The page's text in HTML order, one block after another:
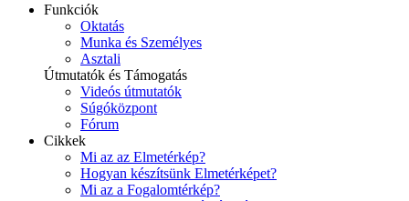
Funkciók
Oktatás
Munka és Személyes
Asztali
Útmutatók és Támogatás
Videós útmutatók
Súgóközpont
Fórum
Cikkek
Mi az az Elmetérkép?
Hogyan készítsünk Elmetérképet?
Mi az a Fogalomtérkép?